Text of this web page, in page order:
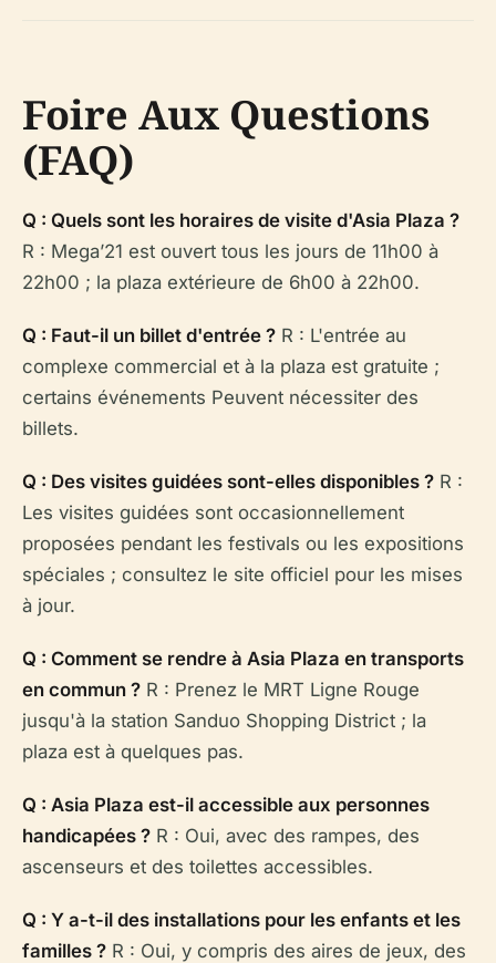
Foire Aux Questions
(FAQ)
Q : Quels sont les horaires de visite d'Asia Plaza ?
R : Mega’21 est ouvert tous les jours de 11h00 à
22h00 ; la plaza extérieure de 6h00 à 22h00.
Q : Faut-il un billet d'entrée ? R : L'entrée au
complexe commercial et à la plaza est gratuite ;
certains événements Peuvent nécessiter des
billets.
Q : Des visites guidées sont-elles disponibles ? R :
Les visites guidées sont occasionnellement
proposées pendant les festivals ou les expositions
spéciales ; consultez le site officiel pour les mises
à jour.
Q : Comment se rendre à Asia Plaza en transports
en commun ? R : Prenez le MRT Ligne Rouge
jusqu'à la station Sanduo Shopping District ; la
plaza est à quelques pas.
Q : Asia Plaza est-il accessible aux personnes
handicapées ? R : Oui, avec des rampes, des
ascenseurs et des toilettes accessibles.
Q : Y a-t-il des installations pour les enfants et les
familles ? R : Oui, y compris des aires de jeux, des